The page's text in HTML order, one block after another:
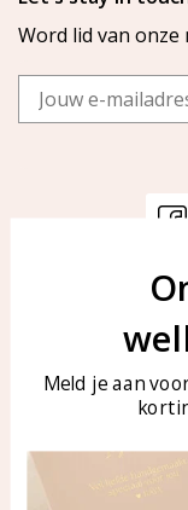
Word lid van
Email
Veelgestelde vragen
Sieraden
Meld je aan